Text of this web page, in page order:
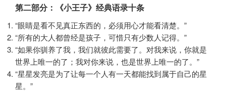
第二部分：《小王子》经典语录十条
“眼睛是看不见真正东西的，必须用心才能看清楚。”
“所有的大人都曾经是孩子，可惜只有少数人记得。”
“如果你驯养了我，我们就彼此需要了。对我来说，你就是
世界上唯一的了；我对你来说，也是世界上唯一的了。”
“星星发亮是为了让每一个人有一天都能找到属于自己的星
星。”